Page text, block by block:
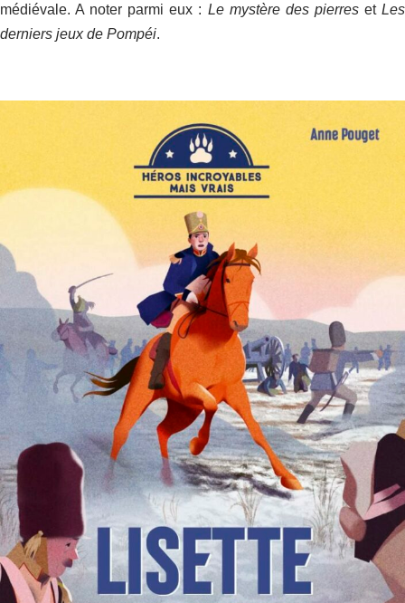
médiévale. A noter parmi eux : Le mystère des pierresetLes
derniers jeux de Pompéi.